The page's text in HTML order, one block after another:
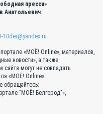
пресса»
Анатольевич
10der@yandex.ru
«МОЁ! Online», материалов,
новости», а также
могут не совпадать
«МОЁ! Online».
обращайтесь:
"МОЁ! Белгород"»,